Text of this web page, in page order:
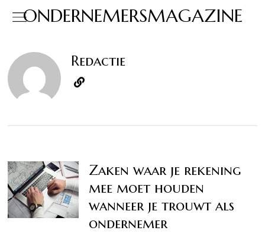
ONDERNEMERSMAGAZINE
Redactie
Zaken waar je rekening
mee moet houden
wanneer je trouwt als
ondernemer